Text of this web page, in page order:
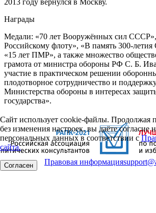
2013 году вернулся в Москву.
Награды
Медали: «70 лет Вооружённых сил СССР»,
Российскому флоту», «В память 300-летия
«15 лет ПМР», а также множество
грамота от министра обороны РФ С. Б.
участие в практическом решении
плодотворное сотрудничество и
Министерства обороны в интересах
государства».
Сайт использует cookie-файлы. Продолжая
без изменения настроек, вы даёте согласие
персональных данных в соответствии с
сайта.
Согласен Правовая информация